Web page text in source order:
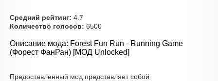
Средний рейтинг: 4.7
Количество голосов: 6500
Описание мода: Forest Fun Run - Running Game
(Форест ФанРан) [МОД Unlocked]
Предоставленный мод представляет собой